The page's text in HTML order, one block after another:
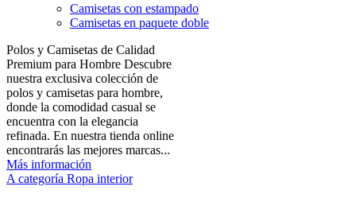
Camisetas con estampado
Camisetas en paquete doble
Polos y Camisetas de Calidad
Premium para Hombre Descubre
nuestra exclusiva colección de
polos y camisetas para hombre,
donde la comodidad casual se
encuentra con la elegancia
refinada. En nuestra tienda online
encontrarás las mejores marcas...
Más información
A categoría Ropa interior